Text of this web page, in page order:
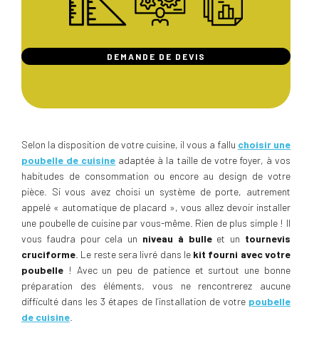
DEMANDE DE DEVIS
Selon la disposition de votre cuisine, il vous a fallu choisir une
poubelle de cuisine adaptée à la taille de votre foyer, à vos
habitudes de consommation ou encore au design de votre
pièce. Si vous avez choisi un système de porte, autrement
appelé « automatique de placard », vous allez devoir installer
une poubelle de cuisine par vous-même. Rien de plus simple ! Il
vous faudra pour cela un niveau à bulleet un tournevis
cruciforme . Le reste sera livré dans le kit fourni avec votre
poubelle ! Avec un peu de patience et surtout une bonne
préparation des éléments, vous ne rencontrerez aucune
difficulté dans les 3 étapes de l’installation de votre poubelle
de cuisine